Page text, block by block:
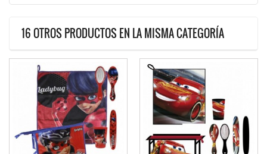
16 OTROS PRODUCTOS EN LA MISMA CATEGORÍA